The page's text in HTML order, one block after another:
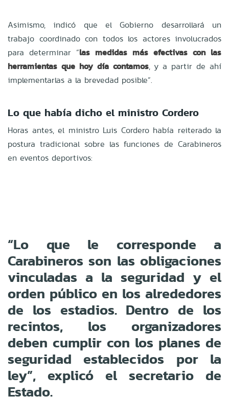
Asimismo, indicó que el Gobierno desarrollará un
trabajo coordinado con todos los actores involucrados
para determinar “las medidas más efectivas con las
herramientas que hoy día contamos, y a partir de ahí
implementarlas a la brevedad posible”.
Lo que había dicho el ministro Cordero
Horas antes, el ministro Luis Cordero había reiterado la
postura tradicional sobre las funciones de Carabineros
en eventos deportivos:
“Lo que le corresponde a
Carabineros son las obligaciones
vinculadas a la seguridad y el
orden público en los alrededores
de los estadios. Dentro de los
recintos, los organizadores
deben cumplir con los planes de
seguridad establecidos por la
ley”, explicó el secretario de
Estado.